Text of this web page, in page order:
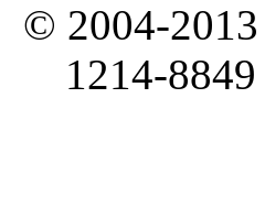
© 2004-2013
1214-8849